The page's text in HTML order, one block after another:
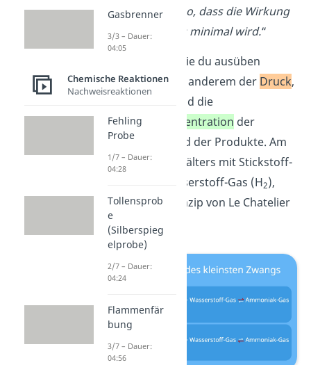
Gleichgewichts so, dass die Wirkung
des Zwanges minimal wird.“
die du ausüben
kannst, sind unter anderem der Druck,
und die
Stoffmengenkonzentration der
Ausgangstoffe und der Produkte. Am
Beispieleines Behälters mit Stickstoff-
) und Wasserstoff-Gas (H2),
kannst du das Prinzip von Le Chatelier
gut sehen.
Gasbrenner
3/3 – Dauer:
04:05
Chemische Reaktionen
Nachweisreaktionen
Fehling
Probe
1/7 – Dauer:
04:28
Tollensprob
e
(Silberspieg
elprobe)
2/7 – Dauer:
04:24
Flammenfär
bung
3/7 – Dauer:
04:56